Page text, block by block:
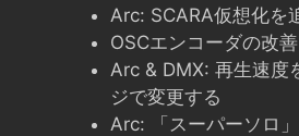
Arc: SCARA仮想化を
OSCエンコーダの改善
Arc & DMX: 再生速度
ジで変更する
Arc: 「スーパーソロ